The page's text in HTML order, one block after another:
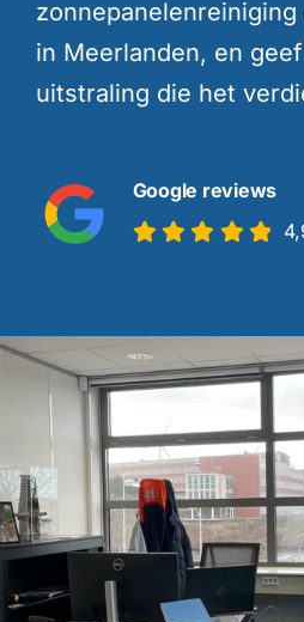
Over ons
Contact
in Meerlanden, en
uitstraling die het
Google reviews